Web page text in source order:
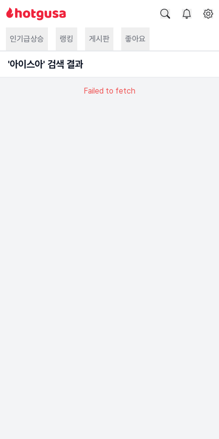
인기급상승 랭킹 게시판 좋아요
'아이스아' 검색 결과
Failed to fetch